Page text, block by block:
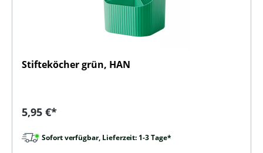
Stifteköcher grün, HAN
Regulärer Preis:
5,95 €*
Sofort verfügbar, Lieferzeit: 1-3 Tage*